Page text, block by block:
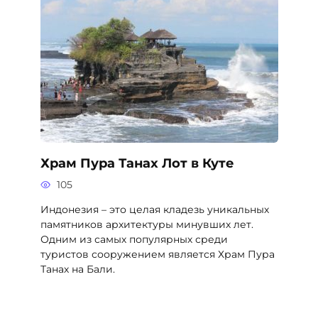
Храм Пура Танах Лот в Куте
105
Индонезия – это целая кладезь уникальных
памятников архитектуры минувших лет.
Одним из самых популярных среди
туристов сооружением является Храм Пура
Танах на Бали.